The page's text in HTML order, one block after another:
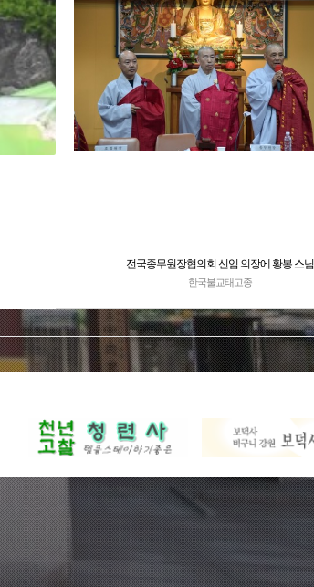
전국종무원장협의회 신임 의장에 황봉 스님
한국불교태고종